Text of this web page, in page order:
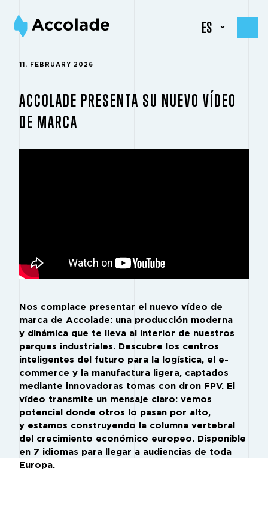
ES
11. FEBRUARY 2026
ACCOLADE PRESENTA SU NUEVO VÍDEO
DE MARCA
Nos complace presentar el nuevo vídeo de
marca de Accolade: una producción moderna
y dinámica que te lleva al interior de nuestros
parques industriales. Descubre los centros
inteligentes del futuro para la logística, el e-
commerce y la manufactura ligera, captados
mediante innovadoras tomas con dron FPV. El
vídeo transmite un mensaje claro: vemos
potencial donde otros lo pasan por alto,
y estamos construyendo la columna vertebral
del crecimiento económico europeo. Disponible
en 7 idiomas para llegar a audiencias de toda
Europa.